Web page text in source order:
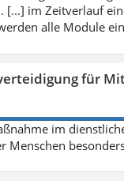
[...] im Zeitverlauf
alle Module
für
im
Menschen